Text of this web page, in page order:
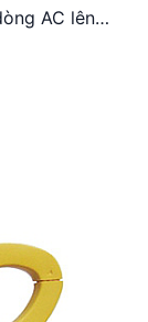
AC lên
mang lại